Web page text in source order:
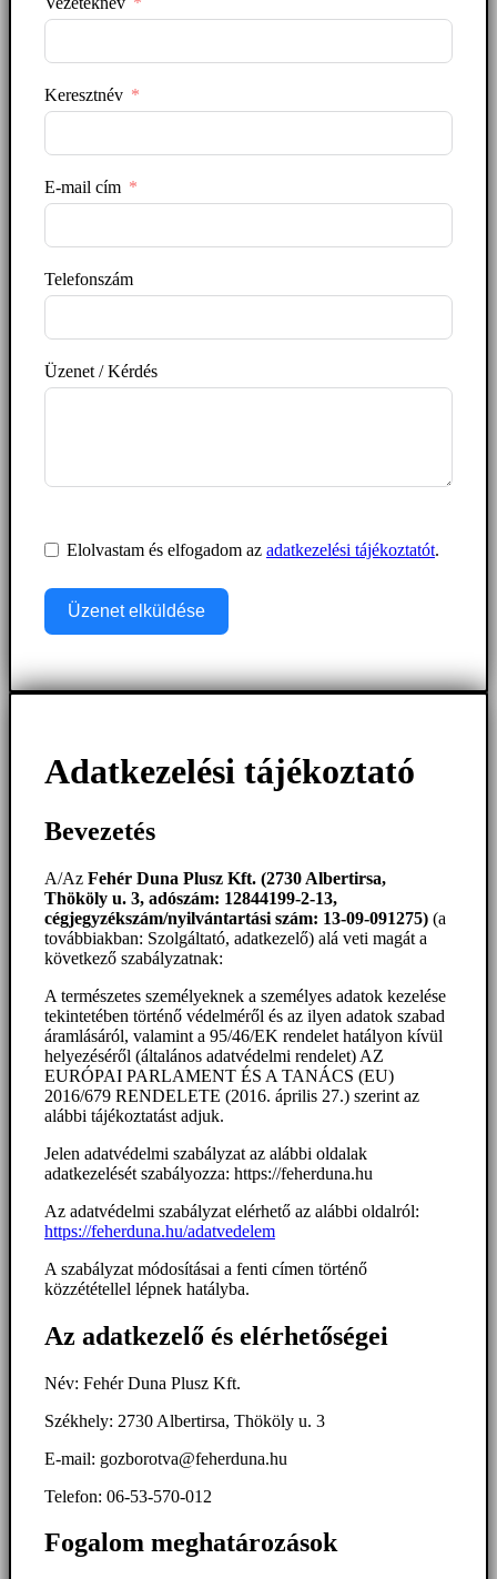
Keresztnév
E-mail cím
Telefonszám
Üzenet / Kérdés
Elolvastam és elfogadom az adatkezelési tájékoztatót.
Üzenet elküldése
Adatkezelési tájékoztató
Bevezetés
A/Az Fehér Duna Plusz Kft. (2730 Albertirsa,
Thököly u. 3, adószám: 12844199-2-13,
cégjegyzékszám/nyilvántartási szám: 13-09-091275) (a
továbbiakban: Szolgáltató, adatkezelő) alá veti magát a
következő szabályzatnak:
A természetes személyeknek a személyes adatok kezelése
tekintetében történő védelméről és az ilyen adatok szabad
áramlásáról, valamint a 95/46/EK rendelet hatályon kívül
helyezéséről (általános adatvédelmi rendelet) AZ
EURÓPAI PARLAMENT ÉS A TANÁCS (EU)
2016/679 RENDELETE (2016. április 27.) szerint az
alábbi tájékoztatást adjuk.
Jelen adatvédelmi szabályzat az alábbi oldalak
adatkezelését szabályozza: https://feherduna.hu
Az adatvédelmi szabályzat elérhető az alábbi oldalról:
https://feherduna.hu/adatvedelem
A szabályzat módosításai a fenti címen történő
közzététellel lépnek hatályba.
Az adatkezelő és elérhetőségei
Név: Fehér Duna Plusz Kft.
Székhely: 2730 Albertirsa, Thököly u. 3
E-mail: gozborotva@feherduna.hu
Telefon: 06-53-570-012
Fogalom meghatározások